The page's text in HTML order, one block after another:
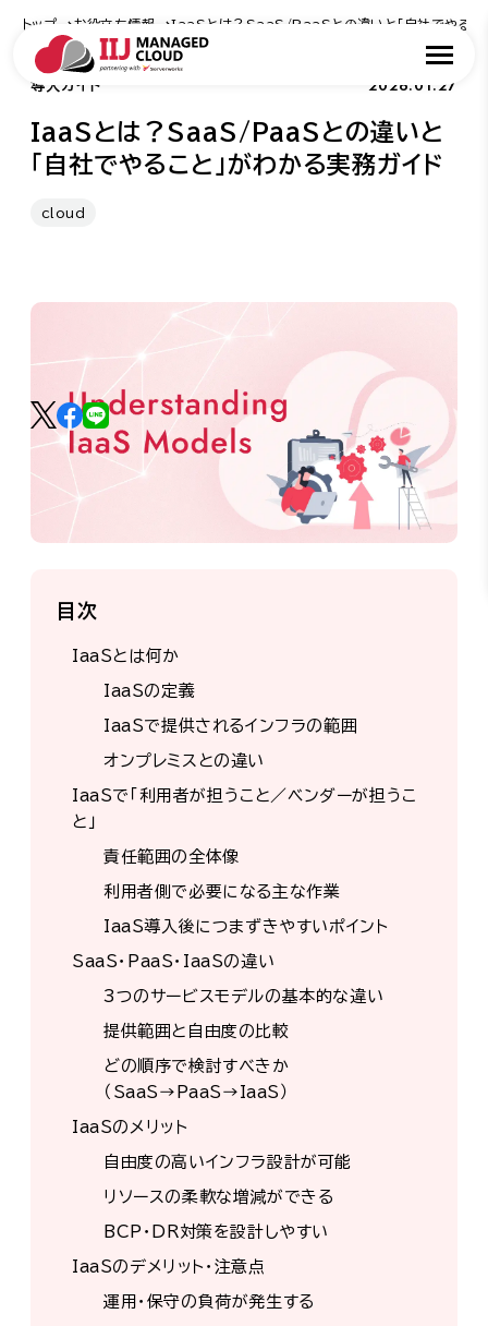
トップ お役立ち情報 IaaSとは？SaaS/PaaSとの違いと「自社でやるこ
導入ガイド 2026.01.27
IaaSとは？SaaS/PaaSとの違いと
「自社でやること」がわかる実務ガイド
cloud
目次
IaaSとは何か
IaaSの定義
IaaSで提供されるインフラの範囲
オンプレミスとの違い
IaaSで「利用者が担うこと／ベンダーが担うこ
と」
責任範囲の全体像
利用者側で必要になる主な作業
IaaS導入後につまずきやすいポイント
SaaS・PaaS・IaaSの違い
3つのサービスモデルの基本的な違い
提供範囲と自由度の比較
どの順序で検討すべきか
（SaaS→PaaS→IaaS）
IaaSのメリット
自由度の高いインフラ設計が可能
リソースの柔軟な増減ができる
BCP・DR対策を設計しやすい
IaaSのデメリット・注意点
運用・保守の負荷が発生する